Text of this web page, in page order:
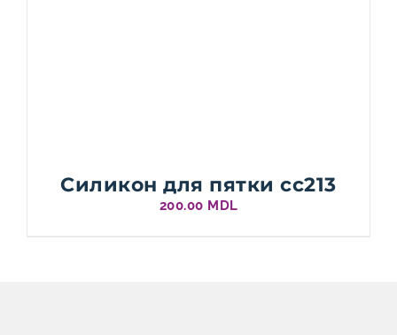
Силикон для пятки cc213
200.00 MDL